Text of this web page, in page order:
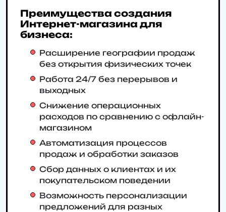
Преимущества создания
Интернет-магазина для
бизнеса:
Расширение географии продаж
без открытия физических точек
Работа 24/7 без перерывов и
выходных
Снижение операционных
расходов по сравнению с офлайн-
магазином
Автоматизация процессов
продаж и обработки заказов
Сбор данных о клиентах и их
покупательском поведении
Возможность персонализации
предложений для разных